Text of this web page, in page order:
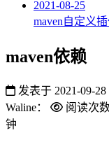
2021-08-25
maven自定义
maven依赖
发表于 2021-09-28
Waline：
阅读次数
钟